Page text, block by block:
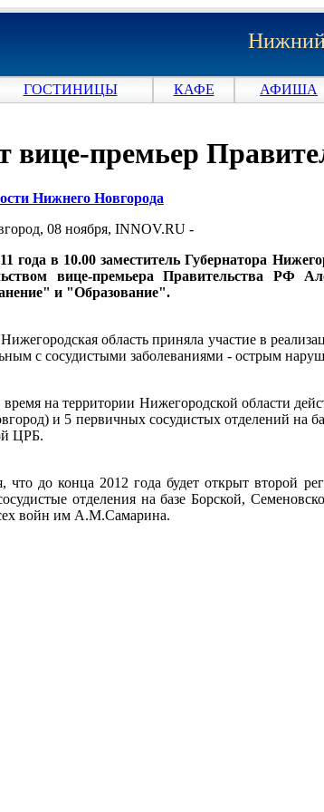
Нижний
ГОСТИНИЦЫ КАФЕ АФИША
вице-премьер
Нижнего Новгорода
08 ноября, INNOV.RU -
года в 10.00 заместитель Губернатора
вице-премьера Правительства РФ
и "Образование".
область приняла участие в
с сосудистыми заболеваниями - острым
на территории Нижегородской области
и 5 первичных сосудистых отделений на
ЦРБ.
что до конца 2012 года будет открыт второй
отделения на базе Борской,
войн им А.М.Самарина.